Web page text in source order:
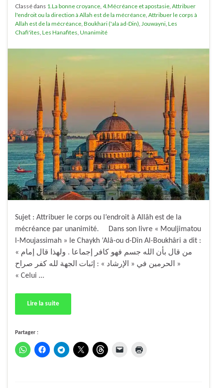
Classé dans 1.La bonne croyance 4.Mécréance et apostasie Attribuer
l'endroit ou la direction à Allah est de la mécréance Attribuer le corps à
Allah est de la mécréance Boukhari ('ala ad-Din) Jouwayni Les
Chafi'ites Les Hanafites Unanimité
Sujet : Attribuer le corps ou l’endroit à Allâh est de la
mécréance par unanimité. Dans son livre « Mouljimatou
l-Moujassimah » le Chaykh ‘Alâ-ou d-Dîn Al-Boukhâri a dit :
« من قال بأن الله جسم فهو كافر إجماعا . ولهذا قال إمام
الحرمين في « الإرشاد » : إثبات الجهة لله كفر صراح »
« Celui …
Lire la suite
Partager :